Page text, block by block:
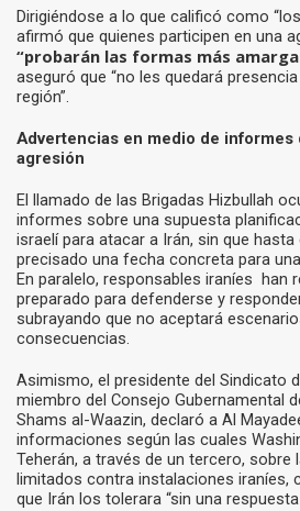
Dirigiéndose a lo que calificó como
afirmó que quienes participen en una
“probarán las formas más
aseguró que “no les quedará
región”.
Advertencias en medio de informes
agresión
El llamado de las Brigadas Hizbullah
informes sobre una supuesta
israelí para atacar a Irán, sin que
precisado una fecha concreta para
En paralelo, responsables iraníes han
preparado para defenderse y
subrayando que no aceptará
consecuencias.
Asimismo, el presidente del Sindicato
miembro del Consejo Gubernamental
Shams al-Waazin, declaró a Al
informaciones según las cuales
Teherán, a través de un tercero, sobre
limitados contra instalaciones iraníes,
que Irán los tolerara “sin una respuesta